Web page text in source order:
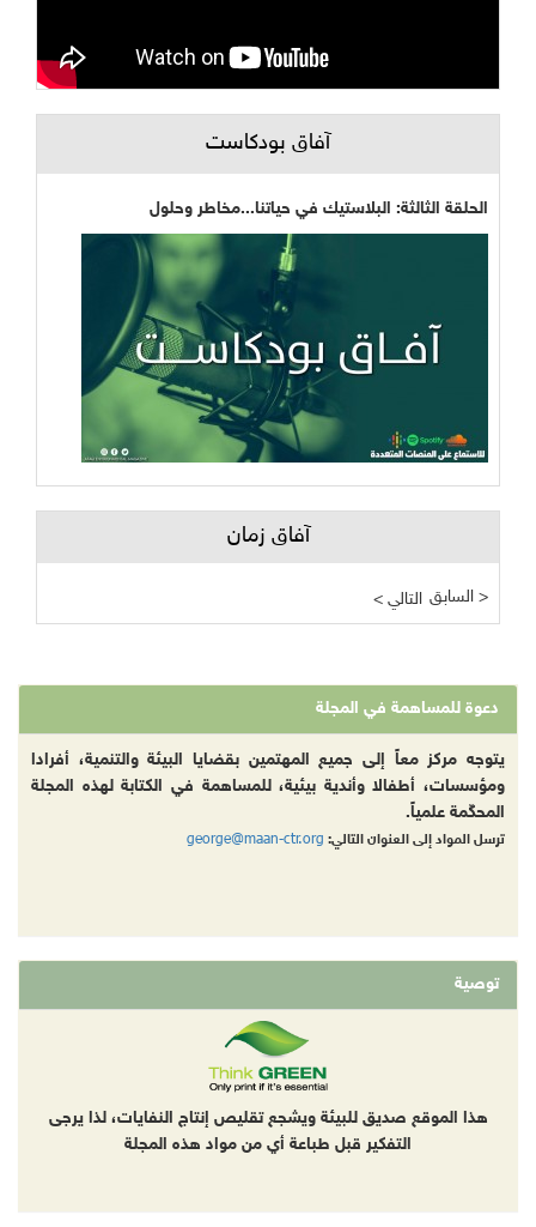
آفاق بودكاست
الحلقة الثالثة: البلاستيك في حياتنا...مخاطر وحلول
آفاق زمان
< التالي السابق >
دعوة للمساهمة في المجلة
يتوجه مركز معاً إلى جميع المهتمين بقضايا البيئة والتنمية، أفرادا
ومؤسسات، أطفالا وأندية بيئية، للمساهمة في الكتابة لهذه المجلة
المحكّمة علمياً.
ترسل المواد إلى العنوان التالي: george@maan-ctr.org
توصية
هذا الموقع صديق للبيئة ويشجع تقليص إنتاج النفايات، لذا يرجى
التفكير قبل طباعة أي من مواد هذه المجلة